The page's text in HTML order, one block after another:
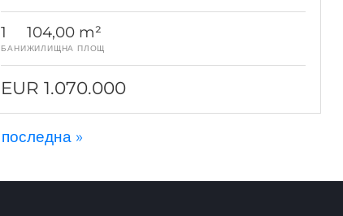
1
БАНИ
104,00 m²
ЖИЛИЩНА ПЛОЩ
EUR 1.070.000
последна »